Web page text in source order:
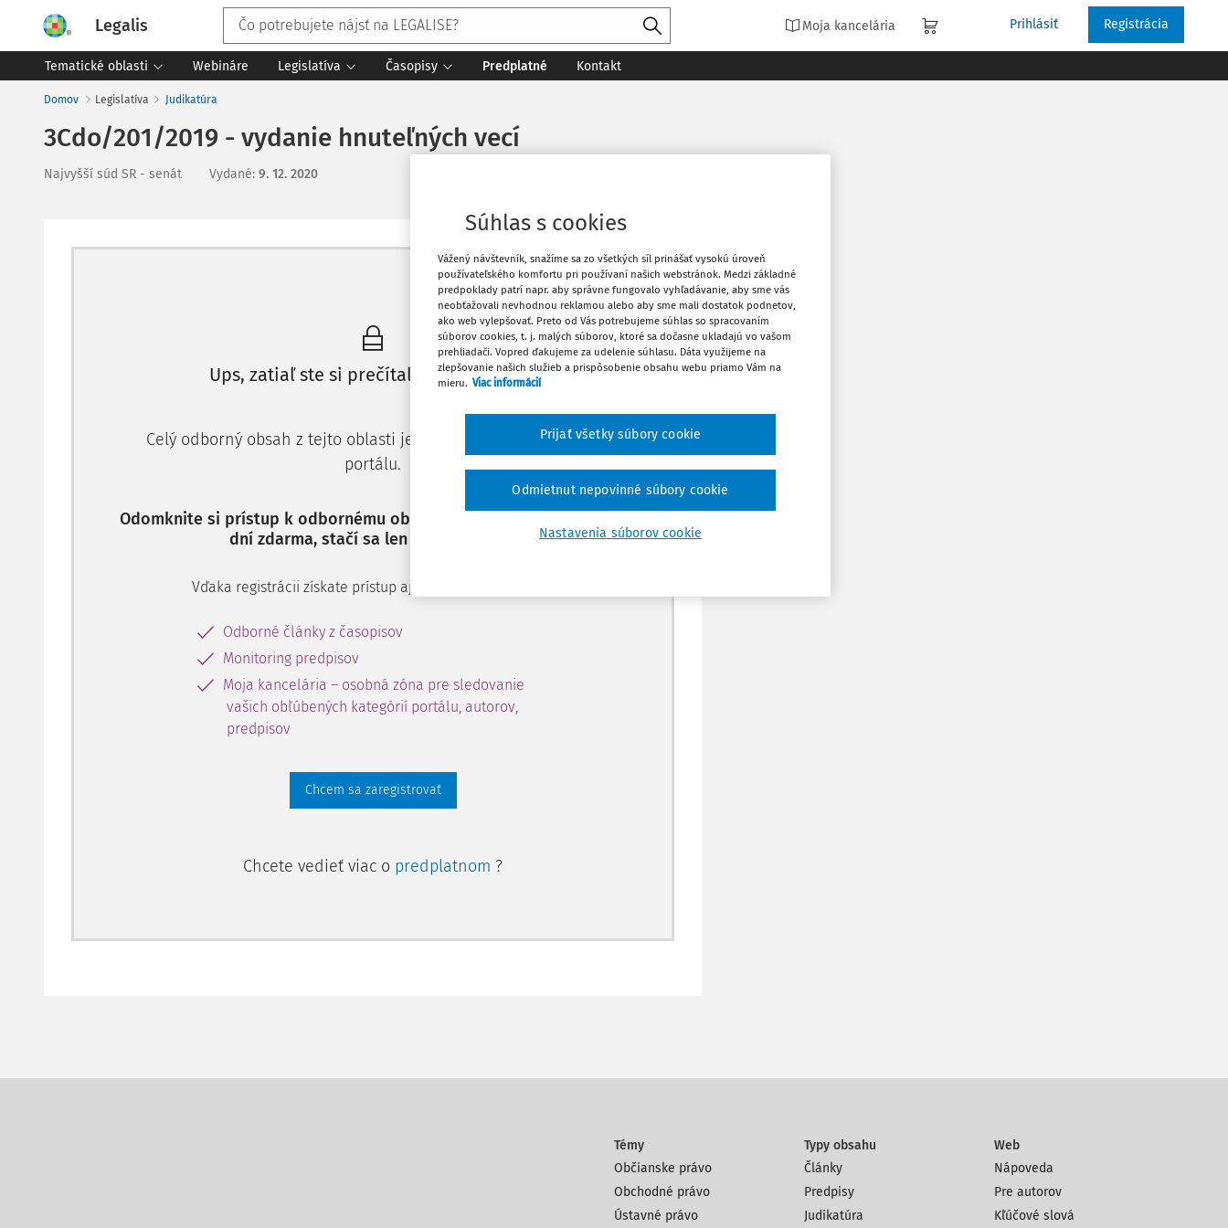
Legalis Moja kancelária Prihlásiť Registrácia
Tematické oblasti Webináre Legislatíva Časopisy Predplatné Kontakt
Domov Legislatíva Judikatúra
3Cdo/201/2019 - vydanie hnuteľných vecí
Najvyšší súd SR - senát Vydané: 9. 12. 2020
Máte predplatné? Prihláste sa
Ups, zatiaľ ste si prečítali len začiatok...
Celý odborný obsah z tejto oblasti je dostupný predplatiteľom
portálu.
Odomknite si prístup k odbornému obsahu a získajte prístup na 10
dní zdarma, stačí sa len zaregistrovať.
Vďaka registrácii získate prístup aj k vybranému obsahu:
Odborné články z časopisov
Monitoring predpisov
Moja kancelária – osobná zóna pre sledovanie
vašich obľúbených kategórií portálu, autorov,
predpisov
Chcem sa zaregistrovať
Chcete vedieť viac o predplatnom ?
Vytlačiť
Obľúbené
Stiahnuť
Témy
Občianske právo
Obchodné právo
Ústavné právo
Typy obsahu
Články
Predpisy
Judikatúra
Web
Nápoveda
Pre autorov
Kľúčové slová
Súhlas s cookies
Vážený návštevník, snažíme sa zo všetkých síl prinášať vysokú úroveň
používateľského komfortu pri používaní našich webstránok. Medzi základné
predpoklady patrí napr. aby správne fungovalo vyhľadávanie, aby sme vás
neobťažovali nevhodnou reklamou alebo aby sme mali dostatok podnetov,
ako web vylepšovať. Preto od Vás potrebujeme súhlas so spracovaním
súborov cookies, t. j. malých súborov, ktoré sa dočasne ukladajú vo vašom
prehliadači. Vopred ďakujeme za udelenie súhlasu. Dáta využijeme na
zlepšovanie našich služieb a prispôsobenie obsahu webu priamo Vám na
mieru. Viac informácií
Nastavenia súborov cookie
Odmietnut nepovinné súbory cookie
Prijať všetky súbory cookie